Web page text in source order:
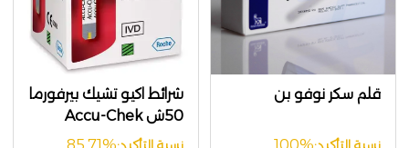
قلم سكر نوفو بن
شرائط اكيو تشيك بيرفورما
50ش Accu-Chek
Performa